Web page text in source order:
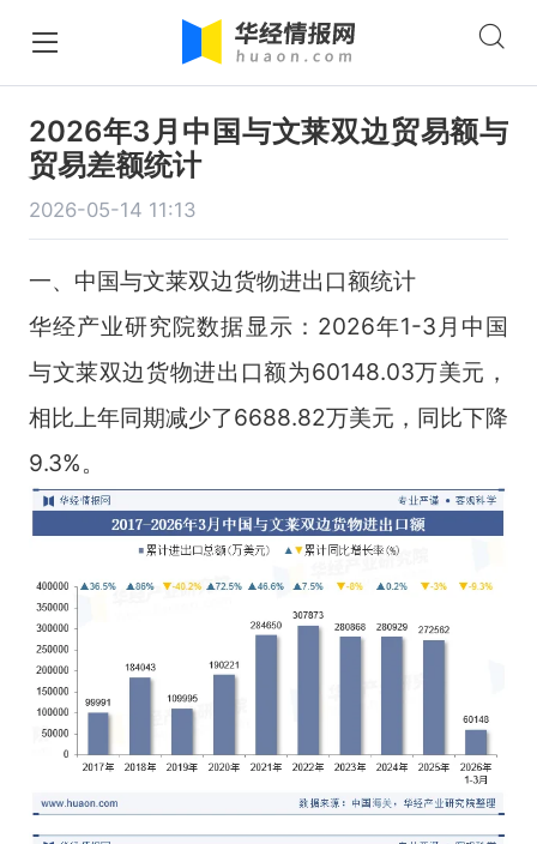
2026年3月中国与文莱双边贸易额与
贸易差额统计
2026-05-14 11:13
一、中国与文莱双边货物进出口额统计
华经产业研究院数据显示：2026年1-3月中国
与文莱双边货物进出口额为60148.03万美元，
相比上年同期减少了6688.82万美元，同比下降
9.3%。